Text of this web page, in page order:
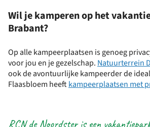
Wil je kamperen op het
Brabant?
Op alle kampeerplaatsen is genoeg
voor jou en je gezelschap. Natuurterrein
ook de avontuurlijke kampeerder de
Flaasbloem heeftkampeerplaatsen met
RCN de Noordster is een